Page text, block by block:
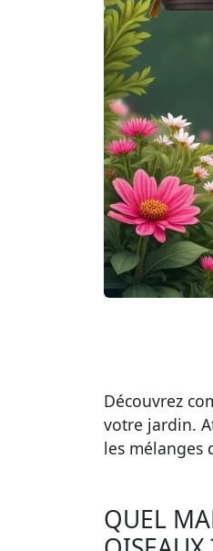
Découvrez
votre jardin.
les mélanges
QUEL